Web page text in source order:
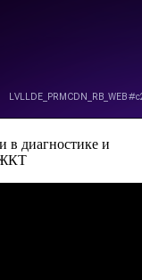
в диагностике и
ЖКТ